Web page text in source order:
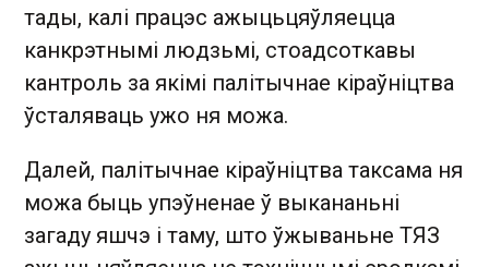
тады, калі працэс ажыцьцяўляецца
канкрэтнымі людзьмі, стоадсоткавы
кантроль за якімі палітычнае кіраўніцтва
ўсталяваць ужо ня можа.
Далей, палітычнае кіраўніцтва таксама ня
можа быць упэўненае ў выкананьні
загаду яшчэ і таму, што ўжываньне ТЯЗ